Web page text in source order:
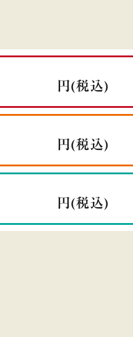
円(税込)
円(税込)
円(税込)